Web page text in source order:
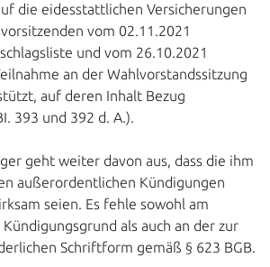
die eidesstattlichen Versicherungen
vom 02.11.2021
und vom 26.10.2021
an der Wahlvorstandssitzung
auf deren Inhalt Bezug
393 und 392 d. A.).
geht weiter davon aus, dass die ihm
außerordentlichen Kündigungen
seien. Es fehle sowohl am
als auch an der zur
Schriftform gemäß § 623 BGB.